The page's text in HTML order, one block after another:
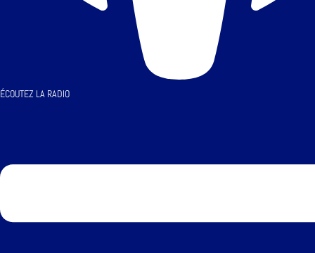
ÉCOUTEZ LA RADIO